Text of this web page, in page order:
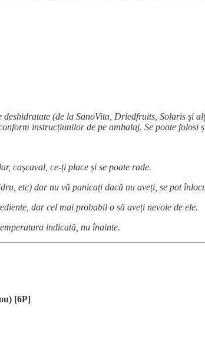
(de la SanoVita, Driedfruits, Solaris și
instrucțiunilor de pe ambalaj. Se poate folosi
cașcaval, ce-ți place și se poate rade.
etc) dar nu vă panicați dacă nu aveți, se pot
dar cel mai probabil o să aveți nevoie de ele.
indicată, nu înainte.
[6P]